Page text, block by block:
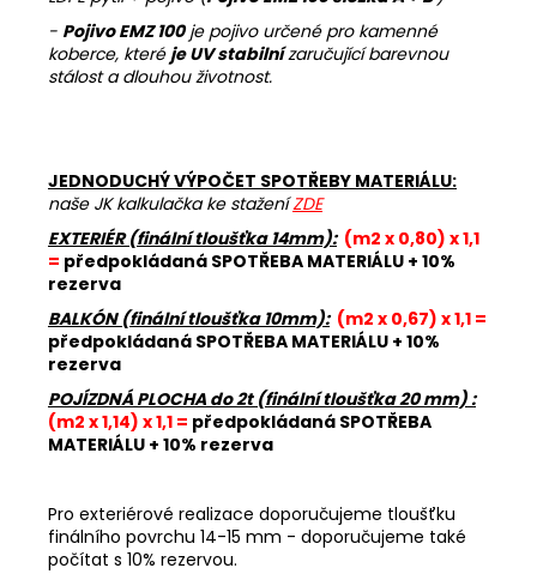
- Pojivo EMZ 100je pojivo určené pro kamenné
koberce, které je UV stabilnízaručující barevnou
stálost a dlouhou životnost.
JEDNODUCHÝ VÝPOČET SPOTŘEBY MATERIÁLU:
naše JK kalkulačka ke staženíZDE
EXTERIÉR (finální tloušťka 14mm): (m2 x 0,80) x 1,1
= předpokládaná SPOTŘEBA MATERIÁLU + 10%
rezerva
BALKÓN (finální tloušťka 10mm): (m2 x 0,67) x 1,1 =
předpokládaná SPOTŘEBA MATERIÁLU + 10%
rezerva
POJÍZDNÁ PLOCHA do 2t (finální tloušťka 20 mm) :
(m2 x 1,14) x 1,1 = předpokládaná SPOTŘEBA
MATERIÁLU + 10% rezerva
Pro exteriérové realizace doporučujeme tloušťku
finálního povrchu 14-15 mm - doporučujeme také
počítat s 10% rezervou.